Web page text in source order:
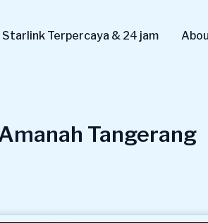
Terpercaya & 24 jam
Tangerang